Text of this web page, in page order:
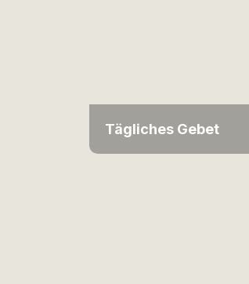
Tägliches Gebet